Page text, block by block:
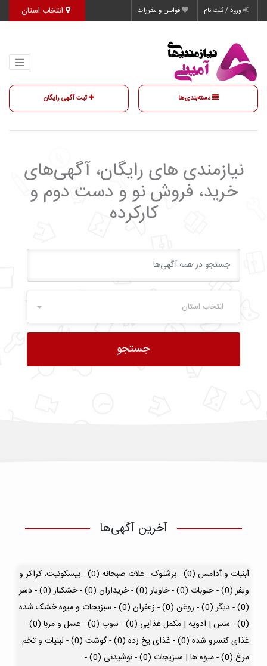
انتخاب استان قوانین و مقررات ورود / ثبت نام
دسته‌بندی‌ها ثبت آگهی رایگان
نیازمندی‌ های رایگان، آگهی‌های
خرید، فروش نو و دست دوم و
کارکرده
انتخاب استان
آخرین آگهی‌ها
آبنبات و آدامس (0) - برشتوک - غلات صبحانه (0) -
بیسکوئیت، کراکر و
ویفر (0) -
حبوبات (0) - خاویار (0) - خریداران (0) - خشکبار (0) -
دسر
(0) -
دیگر (0) - روغن (0) - زعفران (0) -
سبزیجات و میوه خشک شده
(0) -
سس | ادویه | مکمل غذایی (0) - سوپ (0) -
عسل و مربا (0) -
غذای کنسرو شده (0) -
غذای یخ زده (0) - گوشت (0) -
لبنیات و تخم
مرغ (0) -
میوه ها | سبزیجات (0) - نوشیدنی (0) -